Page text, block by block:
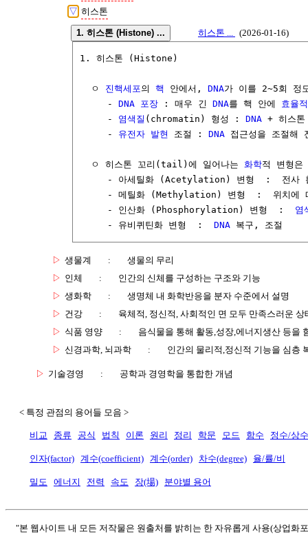
▽ 히스톤
1. 히스톤 (Histone) ... 히스톤 ... (2026-01-16)
1. 히스톤 (Histone)
  ㅇ
진핵세포의 핵 안에서, DNA가 이를 2~5회 정
     -
DNA 포장 : 매우 긴 DNA를 핵 안에 효율적
     -
염색질 (chromatin) 형성 : DNA + 히스
     -
유전자 발현 조절 : DNA 접근성을 조절해
  ㅇ 히스톤 꼬리(tail)에 일어나는
화학적 변형은
- 아세틸화 (Acetylation) 변형  :  전사
- 메틸화 (Methylation) 변형  :  위치에
     - 인산화 (Phosphorylation) 변형  :
염
     - 유비퀴틴화 변형  :
DNA
▷ 생물계 :
생물의 무리
▷ 인체 :
인간의 신체를 구성하는 구조와 기능
▷ 생화학 :
생명체 내 화학반응을 분자 수준에서 설명
▷ 건강 :
육체적, 정신적, 사회적인 면 모두 만족스러운 상
▷ 식품 영양 :
음식물을 통해 활동,성장,에너지생산 등을
▷ 신경과학, 뇌과학 : 인간의 물리적,정신적 기능을 심층
▷ 기술경영 : 공학과 경영학을 통합한 개념
< 특정 관점의 용어들 모음 >
비교 종류 공식 법칙 이론 원리 정리 학문 모드 함수 정수/상수
인자(factor) 계수(coefficient) 계수(order) 차수(degree) 율/률/비
밀도 에너지 전력 속도 장(場) 분야별 용어
"본 웹사이트 내 모든 저작물은 원출처를 밝히는 한 자유롭게 사용(상업화